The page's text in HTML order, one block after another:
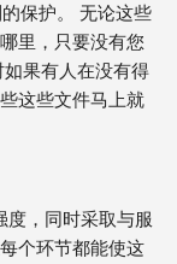
保护。 无论这些
里，只要没有您
果有人在没有得
这些文件马上就
度，同时采取与服
个环节都能使这